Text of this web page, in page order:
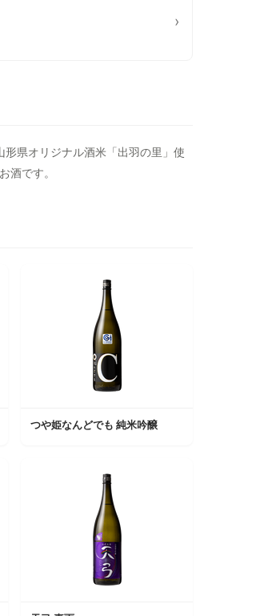
›
県オリジナル酒米「出羽の里」使
酒です。
つや姫なんどでも 純米吟醸